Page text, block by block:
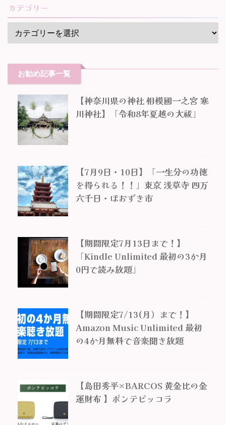
カテゴリー
お勧め記事一覧
【神奈川県の神社 相模國一之宮 寒
川神社】「令和8年夏越の大祓」
【7月9日・10日】「一生分の功徳
を得られる！！」東京 浅草寺 四万
六千日・ほおずき市
【期間限定7月13日まで！】
「Kindle Unlimited 最初の3か月
0円で読み放題」
【期間限定7/13(月）まで！】
Amazon Music Unlimited 最初
の4か月無料で音楽聞き放題
【島田秀平×BARCOS 黄金比の金
運財布 】ポンテピッコラ